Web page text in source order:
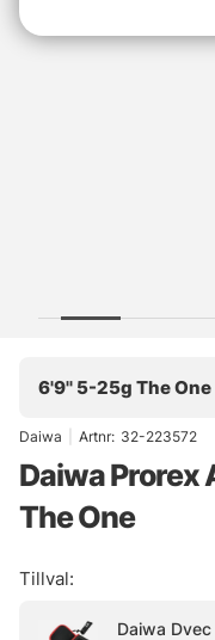
6'9'' 5-25g The One
Daiwa Artnr: 32-223572
Daiwa Prorex
The One
Tillval:
Daiwa Dvec